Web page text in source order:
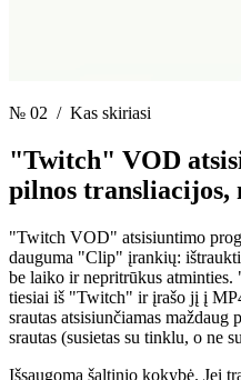
№ 02 / Kas skiriasi
"Twitch" VOD
pilnos transliacijos,
"Twitch VOD" atsisiuntimo
dauguma "Clip" įrankių:
be laiko ir nepritrūkus
tiesiai iš "Twitch" ir įrašo jį į
srautas atsisiunčiamas
srautas (susietas su tinklu, o ne
Išsaugoma šaltinio kokybė. Jei